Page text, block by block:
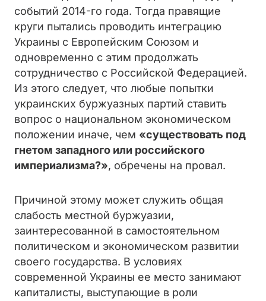
событий 2014-го года. Тогда правящие
круги пытались проводить интеграцию
Украины с Европейским Союзом и
одновременно с этим продолжать
сотрудничество с Российской Федерацией.
Из этого следует, что любые попытки
украинских буржуазных партий ставить
вопрос о национальном экономическом
положении иначе, чем «существовать под
гнетом западного или российского
империализма?», обречены на провал.
Причиной этому может служить общая
слабость местной буржуазии,
заинтересованной в самостоятельном
политическом и экономическом развитии
своего государства. В условиях
современной Украины ее место занимают
капиталисты, выступающие в роли